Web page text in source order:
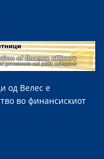
од Велес е
во финансискиот